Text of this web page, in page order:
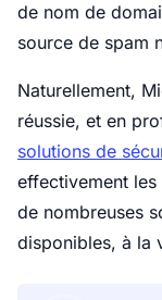
de nom de
source de spam
Naturellement,
réussie, et en
solutions de
effectivement
de nombreuses
disponibles, à la